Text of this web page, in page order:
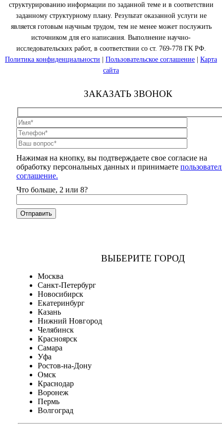
структурированию информации по заданной теме и в соответствии
заданному структурному плану. Результат оказанной услуги не
является готовым научным трудом, тем не менее может послужить
источником для его написания. Выполнение научно-
исследовательских работ, в соответствии со ст. 769-778 ГК РФ.
Политика конфиденциальности
Пользовательское соглашение
Карта
сайта
ЗАКАЗАТЬ ЗВОНОК
Нажимая на кнопку, вы подтверждаете свое согласие на
обработку персональных данных и принимаете
соглашение.
Что больше, 2 или 8?
ВЫБЕРИТЕ ГОРОД
Москва
Санкт-Петербург
Новосибирск
Екатеринбург
Казань
Нижний Новгород
Челябинск
Красноярск
Самара
Уфа
Ростов-на-Дону
Омск
Краснодар
Воронеж
Пермь
Волгоград